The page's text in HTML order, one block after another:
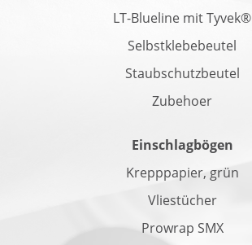
LT-Blueline mit Tyvek®
Selbstklebebeutel
Staubschutzbeutel
Zubehoer
Einschlagbögen
Krepppapier, grün
Vliestücher
Prowrap SMX